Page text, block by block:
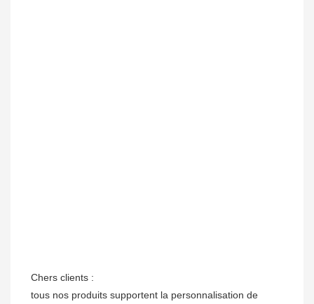
Chers clients :
tous nos produits supportent la personnalisation de